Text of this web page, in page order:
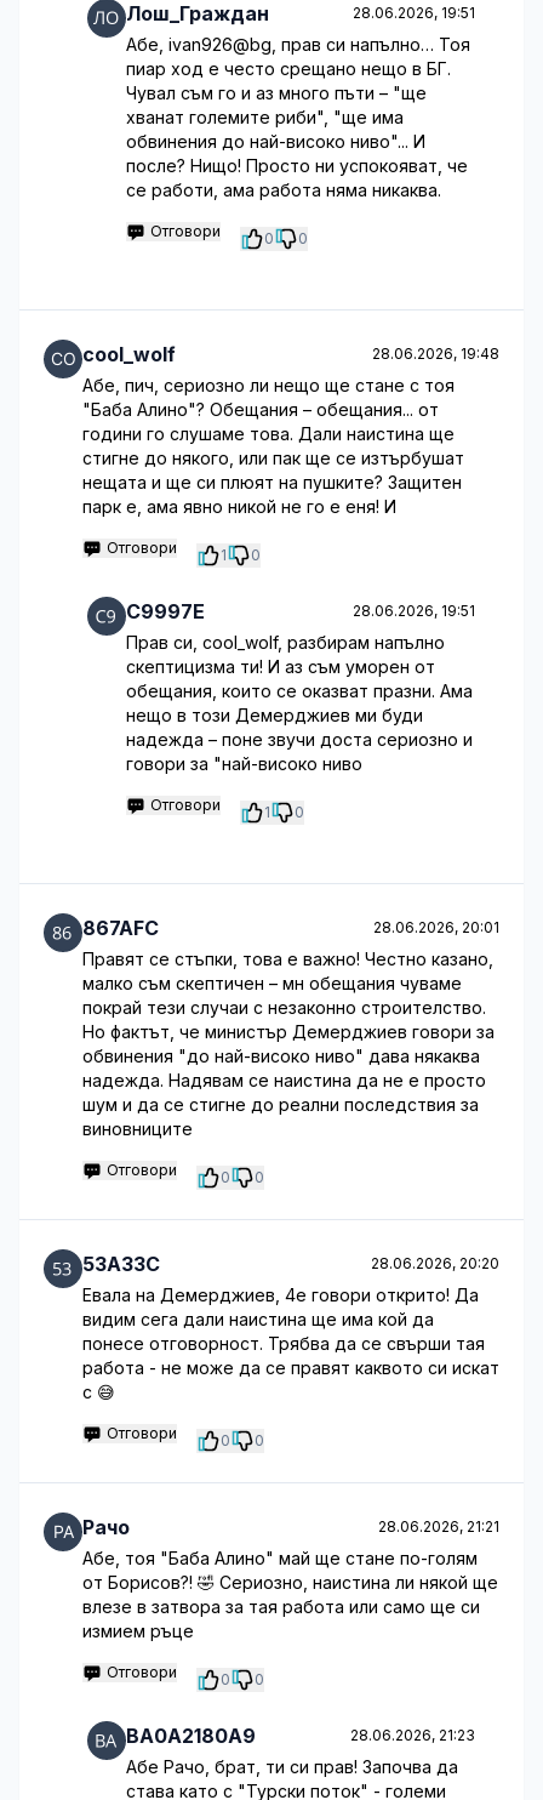
Лош_Граждан 28.06.2026, 19:51
Абе, ivan926@bg, прав си напълно… Тоя
пиар ход е често срещано нещо в БГ.
Чувал съм го и аз много пъти – "ще
хванат големите риби", "ще има
обвинения до най-високо ниво"... И
после? Нищо! Просто ни успокояват, че
се работи, ама работа няма никаква.
Отговори 0 0
cool_wolf 28.06.2026, 19:48
Абе, пич, сериозно ли нещо ще стане с тоя
"Баба Алино"? Обещания – обещания... от
години го слушаме това. Дали наистина ще
стигне до някого, или пак ще се изтърбушат
нещата и ще си плюят на пушките? Защитен
парк е, ама явно никой не го е еня! И
Отговори 1 0
C9997E 28.06.2026, 19:51
Прав си, cool_wolf, разбирам напълно
скептицизма ти! И аз съм уморен от
обещания, които се оказват празни. Ама
нещо в този Демерджиев ми буди
надежда – поне звучи доста сериозно и
говори за "най-високо ниво
Отговори 1 0
867AFC 28.06.2026, 20:01
Правят се стъпки, това е важно! Честно казано,
малко съм скептичен – мн обещания чуваме
покрай тези случаи с незаконно строителство.
Но фактът, че министър Демерджиев говори за
обвинения "до най-високо ниво" дава някаква
надежда. Надявам се наистина да не е просто
шум и да се стигне до реални последствия за
виновниците
Отговори 0 0
53A33C 28.06.2026, 20:20
Евала на Демерджиев, 4е говори открито! Да
видим сега дали наистина ще има кой да
понесе отговорност. Трябва да се свърши тая
работа - не може да се правят каквото си искат
с 😅
Отговори 0 0
Рачо 28.06.2026, 21:21
Абе, тоя "Баба Алино" май ще стане по-голям
от Борисов?! 🤣 Сериозно, наистина ли някой ще
влезе в затвора за тая работа или само ще си
измием ръце
Отговори 0 0
BA0A2180A9 28.06.2026, 21:23
Абе Рачо, брат, ти си прав! Започва да
става като с "Турски поток" - големи